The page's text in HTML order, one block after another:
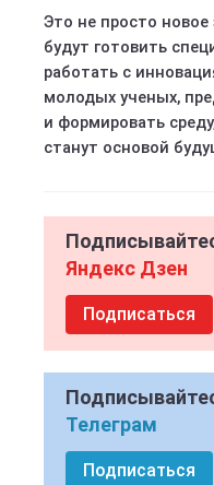
Это не просто новое
будут готовить
работать с
молодых ученых,
и формировать
станут основой
Яндекс Дзен
Подписаться
Телеграм
Подписаться